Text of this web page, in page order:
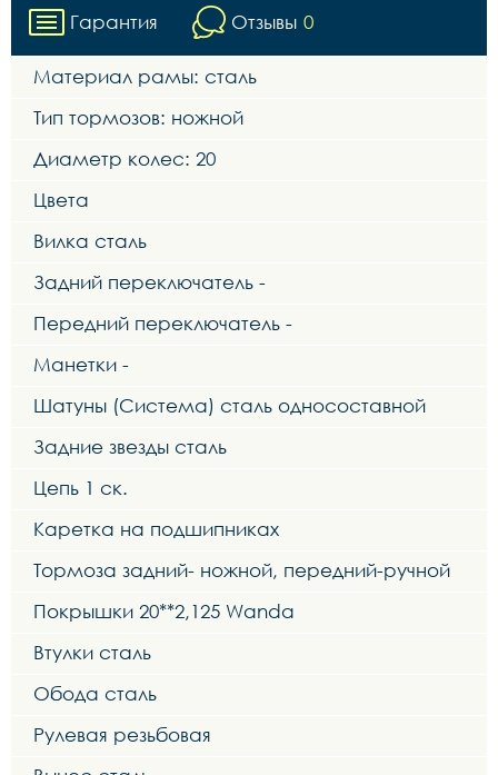
Гарантия Отзывы 0
Материал рамы: сталь
Тип тормозов: ножной
Диаметр колес: 20
Цвета
Вилка сталь
Задний переключатель -
Передний переключатель -
Манетки -
Шатуны (Система) сталь односоставной
Задние звезды сталь
Цепь 1 ск.
Каретка на подшипниках
Тормоза задний- ножной, передний-ручной
Покрышки 20**2,125 Wanda
Втулки сталь
Обода сталь
Рулевая резьбовая